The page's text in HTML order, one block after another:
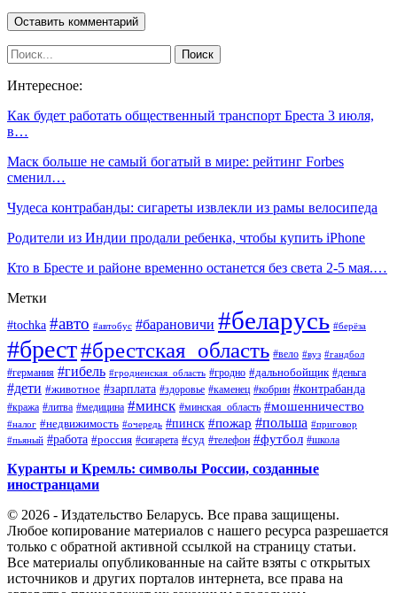
Интересное:
Как будет работать общественный транспорт Бреста 3 июля,
в…
Маск больше не самый богатый в мире: рейтинг Forbes
сменил…
Чудеса контрабанды: сигареты извлекли из рамы велосипеда
Родители из Индии продали ребенка, чтобы купить iPhone
Кто в Бресте и районе временно останется без света 2-5 мая.…
Метки
#tochka #авто #автобус #барановичи #беларусь #берёза
#брест#брестская_область #вело #вуз #гандбол
#германия #гибель #гродненская_область #гродно #дальнобойщик #деньга
#дети #животное #зарплата #здоровье #каменец #кобрин #контрабанда
#кража #литва #медицина #минск #минская_область #мошенничество
#налог #недвижимость #очередь #пинск #пожар #польша #приговор
#пьяный #работа #россия #сигарета #суд #телефон #футбол #школа
Куранты и Кремль: символы России, созданные
иностранцами
© 2026 - Издательство Беларусь. Все права защищены.
Любое копирование материалов с нашего ресурса разрешается
только с обратной активной ссылкой на страницу статьи.
Все материалы опубликованные на сайте взяты с открытых
источников и других порталов интернета, все права на